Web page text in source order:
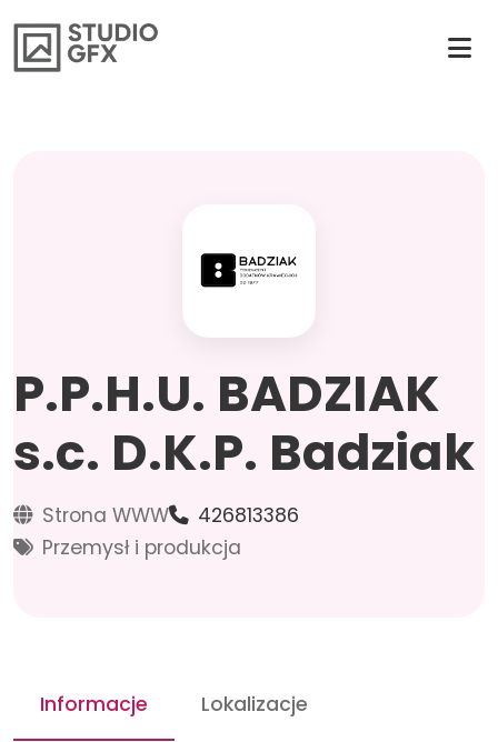
P.P.H.U. BADZIAK
s.c. D.K.P. Badziak
Strona WWW
426813386
Przemysł i produkcja
Informacje Lokalizacje